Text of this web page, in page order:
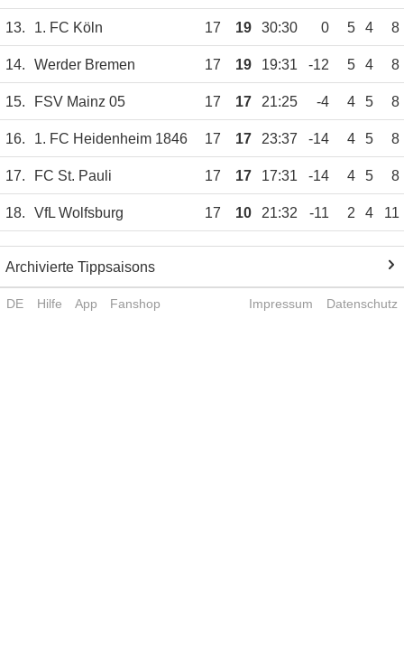
13. 1. FC Köln 17 19 30:30 0 5 4 8
14. Werder Bremen 17 19 19:31 -12 5 4 8
15. FSV Mainz 05 17 17 21:25 -4 4 5 8
16. 1. FC Heidenheim 1846 17 17 23:37 -14 4 5 8
17. FC St. Pauli 17 17 17:31 -14 4 5 8
18. VfL Wolfsburg 17 10 21:32 -11 2 4 11
Archivierte Tippsaisons
DE Hilfe App Fanshop Impressum Datenschutz